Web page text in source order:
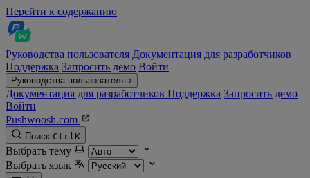
Перейти к содержанию
Руководства пользователя Документация для разработчиков
Поддержка Запросить демо Войти
Руководства пользователя
Документация для разработчиков Поддержка Запросить демо
Войти
Pushwoosh.com
Поиск CtrlK
Выбрать тему
Выбрать язык